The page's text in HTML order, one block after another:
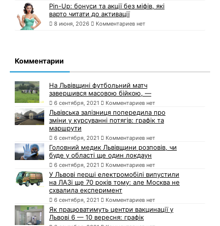
Pin-Up: бонуси та акції без міфів, які
варто читати до активації
8 июня, 2026 Комментариев нет
Комментарии
На Львівщині футбольний матч
завершився масовою бійкою, —
6 сентября, 2021 Комментариев нет
Львівська залізниця попередила про
зміни у курсуванні потягів: графік та
маршрути
6 сентября, 2021 Комментариев нет
Головний медик Львівщини розповів, чи
буде у області ще один локдаун
6 сентября, 2021 Комментариев нет
У Львові перші електромобілі випустили
на ЛАЗі ще 70 років тому: але Москва не
схвалила експеримент
6 сентября, 2021 Комментариев нет
Як працюватимуть центри вакцинації у
Львові 6 — 10 вересня: графік